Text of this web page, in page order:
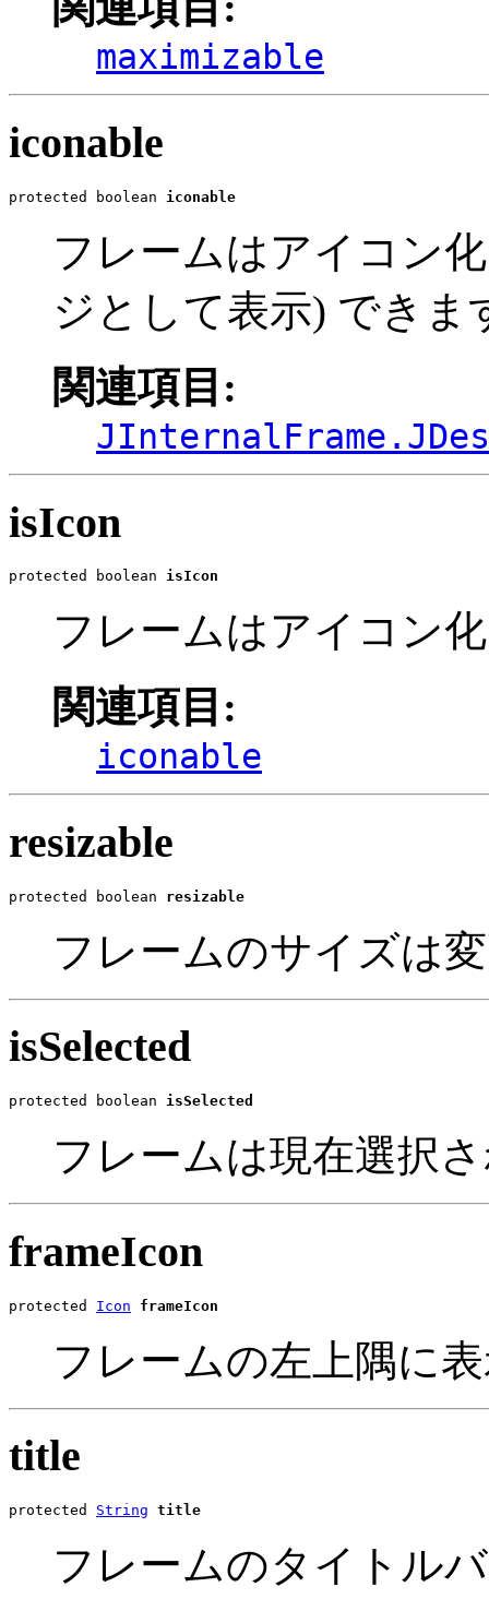
maximizable
iconable
protected boolean iconable
フレームはアイコン
ジとして表示) できま
関連項目:
isIcon
protected boolean isIcon
フレームはアイコン
関連項目:
iconable
resizable
protected boolean resizable
フレームのサイズは
isSelected
protected boolean isSelected
フレームは現在選択
frameIcon
protected Icon frameIcon
フレームの左上隅に
title
protected String title
フレームのタイトル